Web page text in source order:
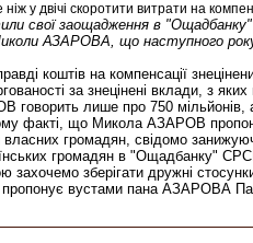
скоротити витрати на
свої заощадження в "Ощадбанку"
АЗАРОВА, що наступного року
коштів на компенсації
за знецінені вклади, з
говорить лише про 750
що Микола АЗАРОВ
громадян, свідомо
громадян в "Ощадбанку"
захочемо зберігати дружні
вустами пана АЗАРОВА